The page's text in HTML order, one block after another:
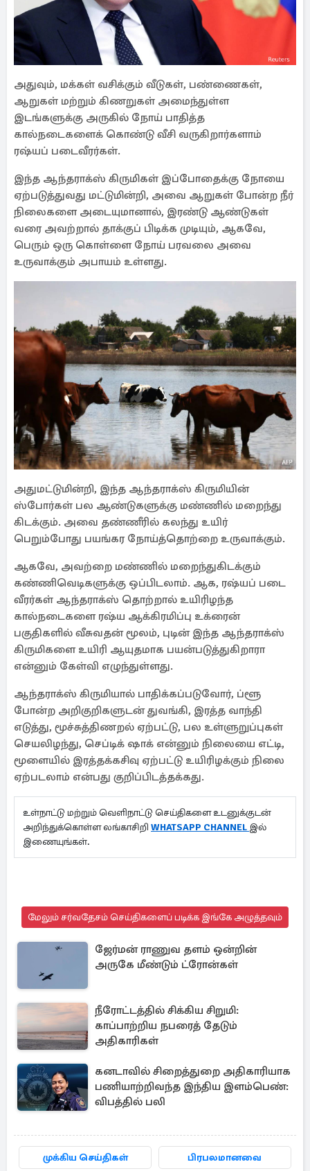
அதுவும், மக்கள் வசிக்கும் வீடுகள், பண்ணைகள்,
ஆறுகள் மற்றும் கிணறுகள் அமைந்துள்ள
இடங்களுக்கு அருகில் நோய் பாதித்த
கால்நடைகளைக் கொண்டு வீசி வருகிறார்களாம்
ரஷ்யப் படைவீரர்கள்.
இந்த ஆந்தராக்ஸ் கிருமிகள் இப்போதைக்கு நோயை
ஏற்படுத்துவது மட்டுமின்றி, அவை ஆறுகள் போன்ற நீர்
நிலைகளை அடையுமானால், இரண்டு ஆண்டுகள்
வரை அவற்றால் தாக்குப் பிடிக்க முடியும், ஆகவே,
பெரும் ஒரு கொள்ளை நோய் பரவலை அவை
உருவாக்கும் அபாயம் உள்ளது.
அதுமட்டுமின்றி, இந்த ஆந்தராக்ஸ் கிருமியின்
ஸ்போர்கள் பல ஆண்டுகளுக்கு மண்ணில் மறைந்து
கிடக்கும். அவை தண்ணீரில் கலந்து உயிர்
பெறும்போது பயங்கர நோய்த்தொற்றை உருவாக்கும்.
ஆகவே, அவற்றை மண்ணில் மறைந்துகிடக்கும்
கண்ணிவெடிகளுக்கு ஒப்பிடலாம். ஆக, ரஷ்யப் படை
வீரர்கள் ஆந்தராக்ஸ் தொற்றால் உயிரிழந்த
கால்நடைகளை ரஷ்ய ஆக்கிரமிப்பு உக்ரைன்
பகுதிகளில் வீசுவதன் மூலம், புடின் இந்த ஆந்தராக்ஸ்
கிருமிகளை உயிரி ஆயுதமாக பயன்படுத்துகிறாரா
என்னும் கேள்வி எழுந்துள்ளது.
ஆந்தராக்ஸ் கிருமியால் பாதிக்கப்படுவோர், ப்ளூ
போன்ற அறிகுறிகளுடன் துவங்கி, இரத்த வாந்தி
எடுத்து, மூச்சுத்திணறல் ஏற்பட்டு, பல உள்ளுறுப்புகள்
செயலிழந்து, செப்டிக் ஷாக் என்னும் நிலையை எட்டி,
மூளையில் இரத்தக்கசிவு ஏற்பட்டு உயிரிழக்கும் நிலை
ஏற்படலாம் என்பது குறிப்பிடத்தக்கது.
உள்நாட்டு மற்றும் வெளிநாட்டு செய்திகளை உடனுக்குடன்
அறிந்துக்கொள்ள லங்காசிறி WHATSAPP CHANNEL இல்
இணையுங்கள்.
மேலும் சர்வதேசம் செய்திகளைப் படிக்க இங்கே அழுத்தவும்
ஜேர்மன் ராணுவ தளம் ஒன்றின்
அருகே மீண்டும் ட்ரோன்கள்
நீரோட்டத்தில் சிக்கிய சிறுமி:
காப்பாற்றிய நபரைத் தேடும்
அதிகாரிகள்
கனடாவில் சிறைத்துறை அதிகாரியாக
பணியாற்றிவந்த இந்திய இளம்பெண்:
விபத்தில் பலி
முக்கிய செய்திகள் பிரபலமானவை